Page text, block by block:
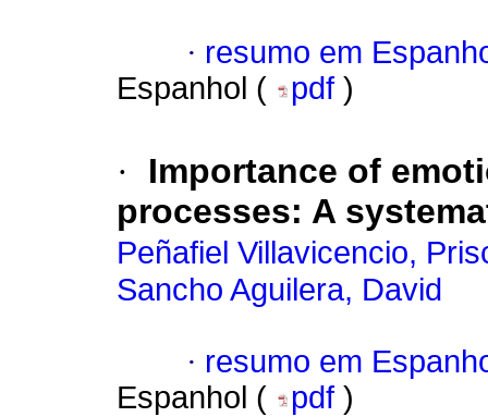
· resumo em
Espanhol (
pdf )
·
Importance of
processes: A
Peñafiel Villavicencio,
Sancho Aguilera, David
· resumo em
Espanhol (
pdf )